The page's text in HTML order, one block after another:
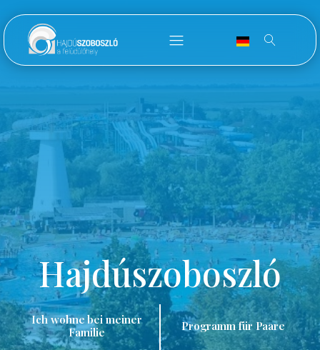
Hajdúszoboszló
Ich wohne bei meiner
Familie
Programm für Paare